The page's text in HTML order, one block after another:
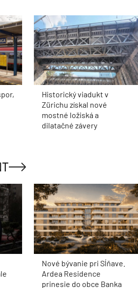
Historický viadukt v
Zürichu získal nové
mostné ložiská a
dilatačné závery
Nové bývanie pri Sĺňave.
Ardea Residence
prinesie do obce Banka